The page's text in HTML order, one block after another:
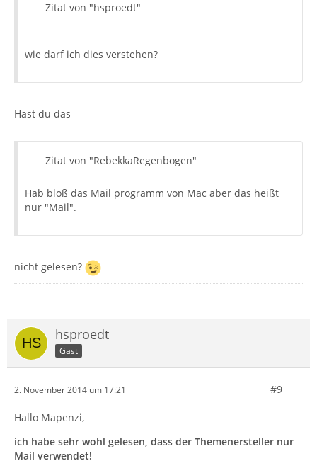
Zitat von "hsproedt"
wie darf ich dies verstehen?
Hast du das
Zitat von "RebekkaRegenbogen"
Hab bloß das Mail programm von Mac aber das heißt
nur "Mail".
nicht gelesen?
hsproedt
Gast
2. November 2014 um 17:21 #9
Hallo Mapenzi,
ich habe sehr wohl gelesen, dass der Themenersteller nur
Mail verwendet!